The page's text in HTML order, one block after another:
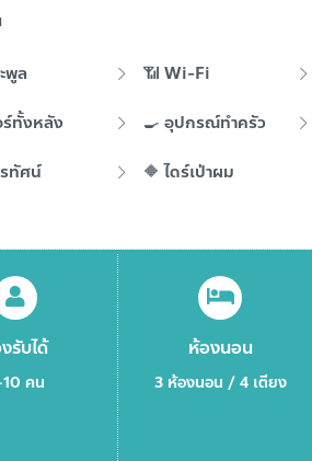
พูล
📶 Wi-Fi
ทั้งหลัง
🍳 อุปกรณ์ทำครัว
ทัศน์
🔶 ไดร์เป่าผม
รับได้
คน
ห้องนอน
3 ห้องนอน / 4 เตียง